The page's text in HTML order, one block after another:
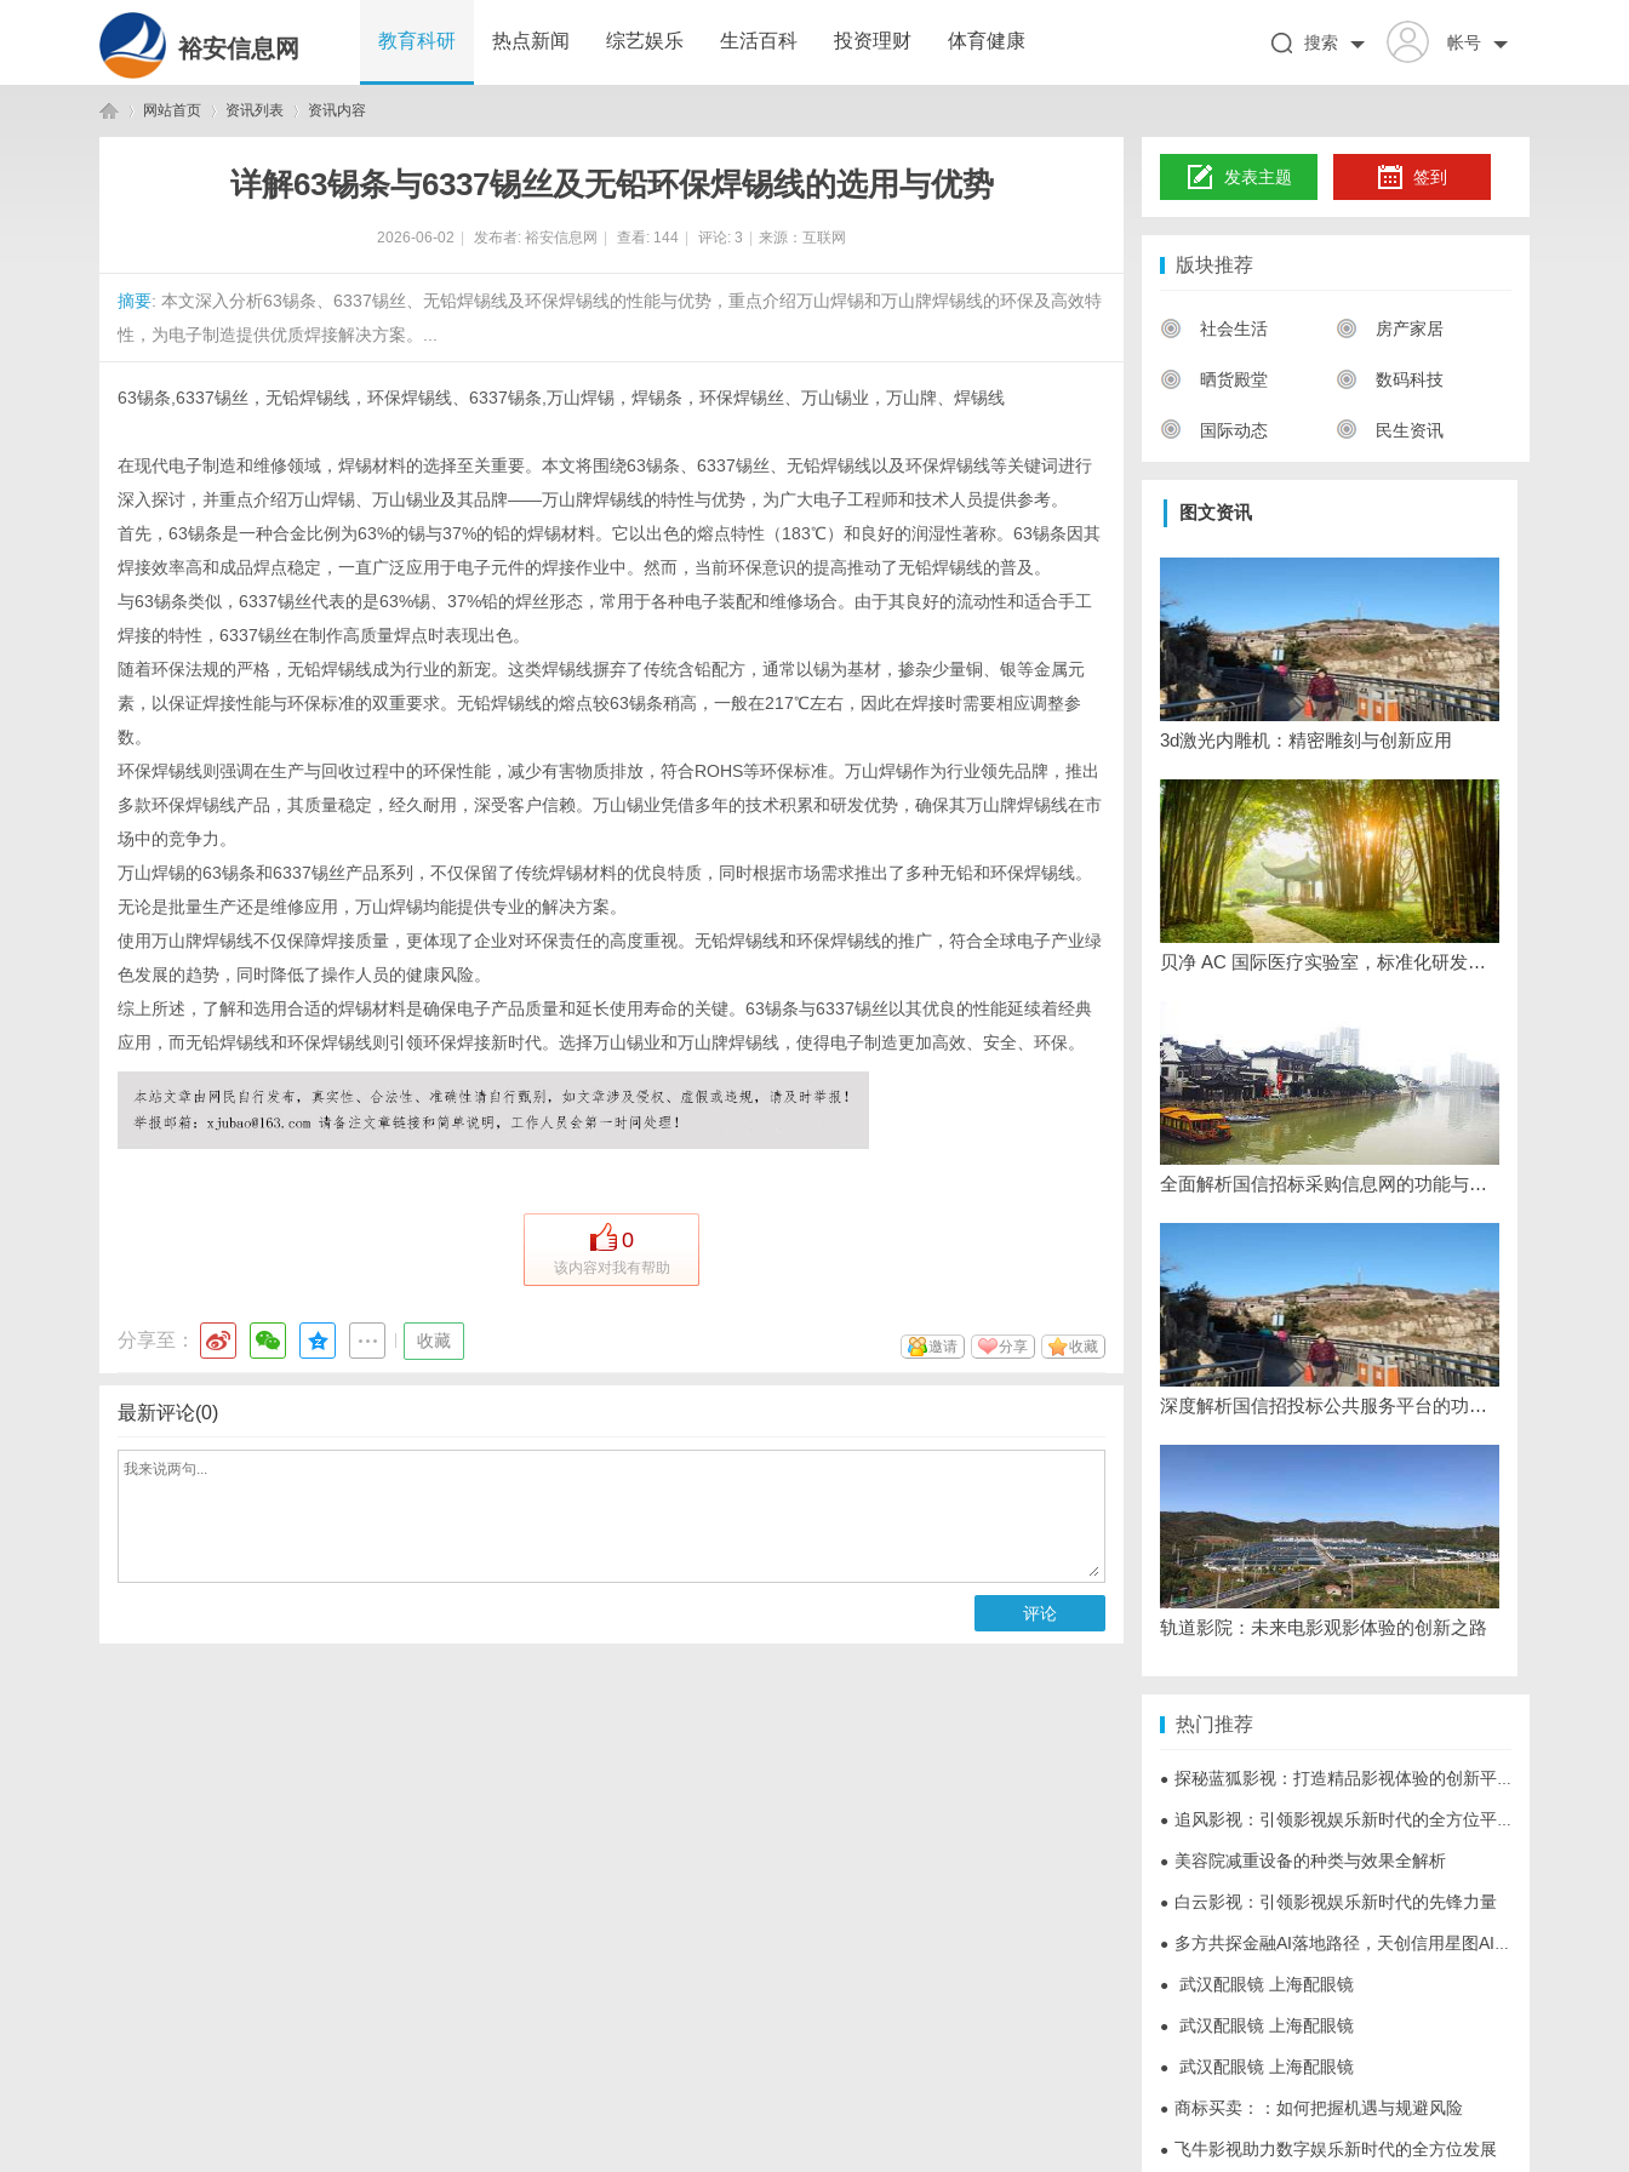
裕安信息网 教育科研 热点新闻 综艺娱乐 生活百科 投资理财 体育健康 帐号
搜索
网站首页 资讯列表 资讯内容
详解63锡条与6337锡丝及无铅环保焊锡线的选用与优势
2026-06-02 发布者: 裕安信息网 查看: 144 评论: 3 来源：互联网
摘要: 本文深入分析63锡条、6337锡丝、无铅焊锡线及环保焊锡线的性能与优势，重点介绍万山焊锡和万山牌焊锡线的环保及高效特
性，为电子制造提供优质焊接解决方案。...
63锡条,6337锡丝，无铅焊锡线，环保焊锡线、6337锡条,万山焊锡，焊锡条，环保焊锡丝、万山锡业，万山牌、焊锡线
在现代电子制造和维修领域，焊锡材料的选择至关重要。本文将围绕63锡条、6337锡丝、无铅焊锡线以及环保焊锡线等关键词进行
深入探讨，并重点介绍万山焊锡、万山锡业及其品牌——万山牌焊锡线的特性与优势，为广大电子工程师和技术人员提供参考。
首先，63锡条是一种合金比例为63%的锡与37%的铅的焊锡材料。它以出色的熔点特性（183℃）和良好的润湿性著称。63锡条因其
焊接效率高和成品焊点稳定，一直广泛应用于电子元件的焊接作业中。然而，当前环保意识的提高推动了无铅焊锡线的普及。
与63锡条类似，6337锡丝代表的是63%锡、37%铅的焊丝形态，常用于各种电子装配和维修场合。由于其良好的流动性和适合手工
焊接的特性，6337锡丝在制作高质量焊点时表现出色。
随着环保法规的严格，无铅焊锡线成为行业的新宠。这类焊锡线摒弃了传统含铅配方，通常以锡为基材，掺杂少量铜、银等金属元
素，以保证焊接性能与环保标准的双重要求。无铅焊锡线的熔点较63锡条稍高，一般在217℃左右，因此在焊接时需要相应调整参
数。
环保焊锡线则强调在生产与回收过程中的环保性能，减少有害物质排放，符合ROHS等环保标准。万山焊锡作为行业领先品牌，推出
多款环保焊锡线产品，其质量稳定，经久耐用，深受客户信赖。万山锡业凭借多年的技术积累和研发优势，确保其万山牌焊锡线在市
场中的竞争力。
万山焊锡的63锡条和6337锡丝产品系列，不仅保留了传统焊锡材料的优良特质，同时根据市场需求推出了多种无铅和环保焊锡线。
无论是批量生产还是维修应用，万山焊锡均能提供专业的解决方案。
使用万山牌焊锡线不仅保障焊接质量，更体现了企业对环保责任的高度重视。无铅焊锡线和环保焊锡线的推广，符合全球电子产业绿
色发展的趋势，同时降低了操作人员的健康风险。
综上所述，了解和选用合适的焊锡材料是确保电子产品质量和延长使用寿命的关键。63锡条与6337锡丝以其优良的性能延续着经典
应用，而无铅焊锡线和环保焊锡线则引领环保焊接新时代。选择万山锡业和万山牌焊锡线，使得电子制造更加高效、安全、环保。
0
该内容对我有帮助
分享至： 收藏 收藏
分享
邀请
最新评论(0)
评论
发表主题 签到
版块推荐
社会生活 房产家居
晒货殿堂 数码科技
国际动态 民生资讯
图文资讯
3d激光内雕机：精密雕刻与创新应用
贝净 AC 国际医疗实验室，标准化研发体系全解析
全面解析国信招标采购信息网的功能与优势
深度解析国信招投标公共服务平台的功能与优势
轨道影院：未来电影观影体验的创新之路
热门推荐
● 探秘蓝狐影视：打造精品影视体验的创新平台
● 追风影视：引领影视娱乐新时代的全方位平台
● 美容院减重设备的种类与效果全解析
● 白云影视：引领影视娱乐新时代的先锋力量
● 多方共探金融AI落地路径，天创信用星图AI助力产业金融智能升级
● 武汉配眼镜 上海配眼镜
● 武汉配眼镜 上海配眼镜
● 武汉配眼镜 上海配眼镜
● 商标买卖：：如何把握机遇与规避风险
● 飞牛影视助力数字娱乐新时代的全方位发展